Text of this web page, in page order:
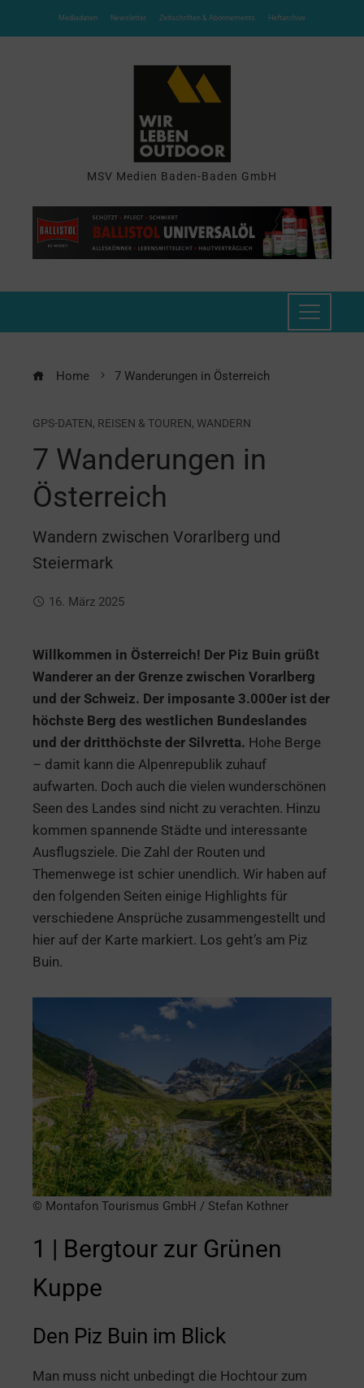
Mediadaten Newsletter Zeitschriften & Abonnements Heftarchive
MSV Medien Baden-Baden GmbH
Home 7 Wanderungen in Österreich
GPS-DATEN, REISEN & TOUREN, WANDERN
7 Wanderungen in
Österreich
Wandern zwischen Vorarlberg und
Steiermark
16. März 2025
Willkommen in Österreich! Der Piz Buin grüßt
Wanderer an der Grenze zwischen Vorarlberg
und der Schweiz. Der imposante 3.000er ist der
höchste Berg des westlichen Bundeslandes
und der dritthöchste der Silvretta. Hohe Berge
– damit kann die Alpenrepublik zuhauf
aufwarten. Doch auch die vielen wunderschönen
Seen des Landes sind nicht zu verachten. Hinzu
kommen spannende Städte und interessante
Ausflugsziele. Die Zahl der Routen und
Themenwege ist schier unendlich. Wir haben auf
den folgenden Seiten einige Highlights für
verschiedene Ansprüche zusammengestellt und
hier auf der Karte markiert. Los geht’s am Piz
Buin.
© Montafon Tourismus GmbH / Stefan Kothner
1 | Bergtour zur Grünen
Kuppe
Den Piz Buin im Blick
Man muss nicht unbedingt die Hochtour zum